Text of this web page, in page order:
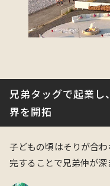
兄弟タッグで起業
界を開拓
子どもの頃はそりが合
完することで兄弟仲が深